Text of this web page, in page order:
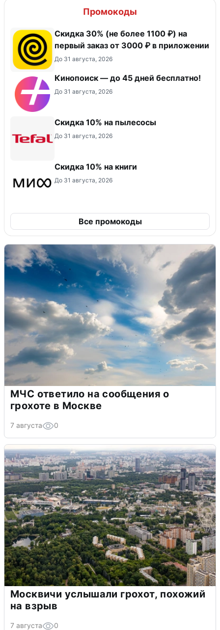
Промокоды
Скидка 30% (не более 1100 ₽) на
первый заказ от 3000 ₽ в приложении
До 31 августа, 2026
Кинопоиск — до 45 дней бесплатно!
До 31 августа, 2026
Скидка 10% на пылесосы
До 31 августа, 2026
Скидка 10% на книги
До 31 августа, 2026
Все промокоды
МЧС ответило на сообщения о
грохоте в Москве
7 августа 0
Москвичи услышали грохот, похожий
на взрыв
7 августа 0